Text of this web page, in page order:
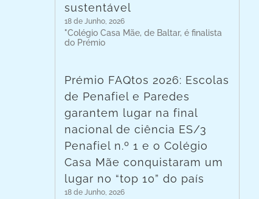
sustentável
18 de Junho, 2026
"Colégio Casa Mãe, de Baltar, é finalista
do Prémio
Prémio FAQtos 2026: Escolas
de Penafiel e Paredes
garantem lugar na final
nacional de ciência ES/3
Penafiel n.º 1 e o Colégio
Casa Mãe conquistaram um
lugar no “top 10” do país
18 de Junho, 2026